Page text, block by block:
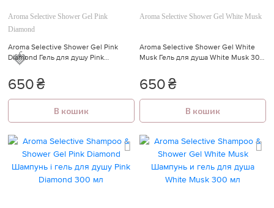
Aroma Selective Shower Gel Pink
Diamond
Aroma Selective Shower Gel Pink
Diamond Гель для душу Pink
Diamond 300 мл
650₴
В кошик
Aroma Selective Shower Gel White Musk
Aroma Selective Shower Gel White
Musk Гель для душа White Musk 300
650₴
В кошик